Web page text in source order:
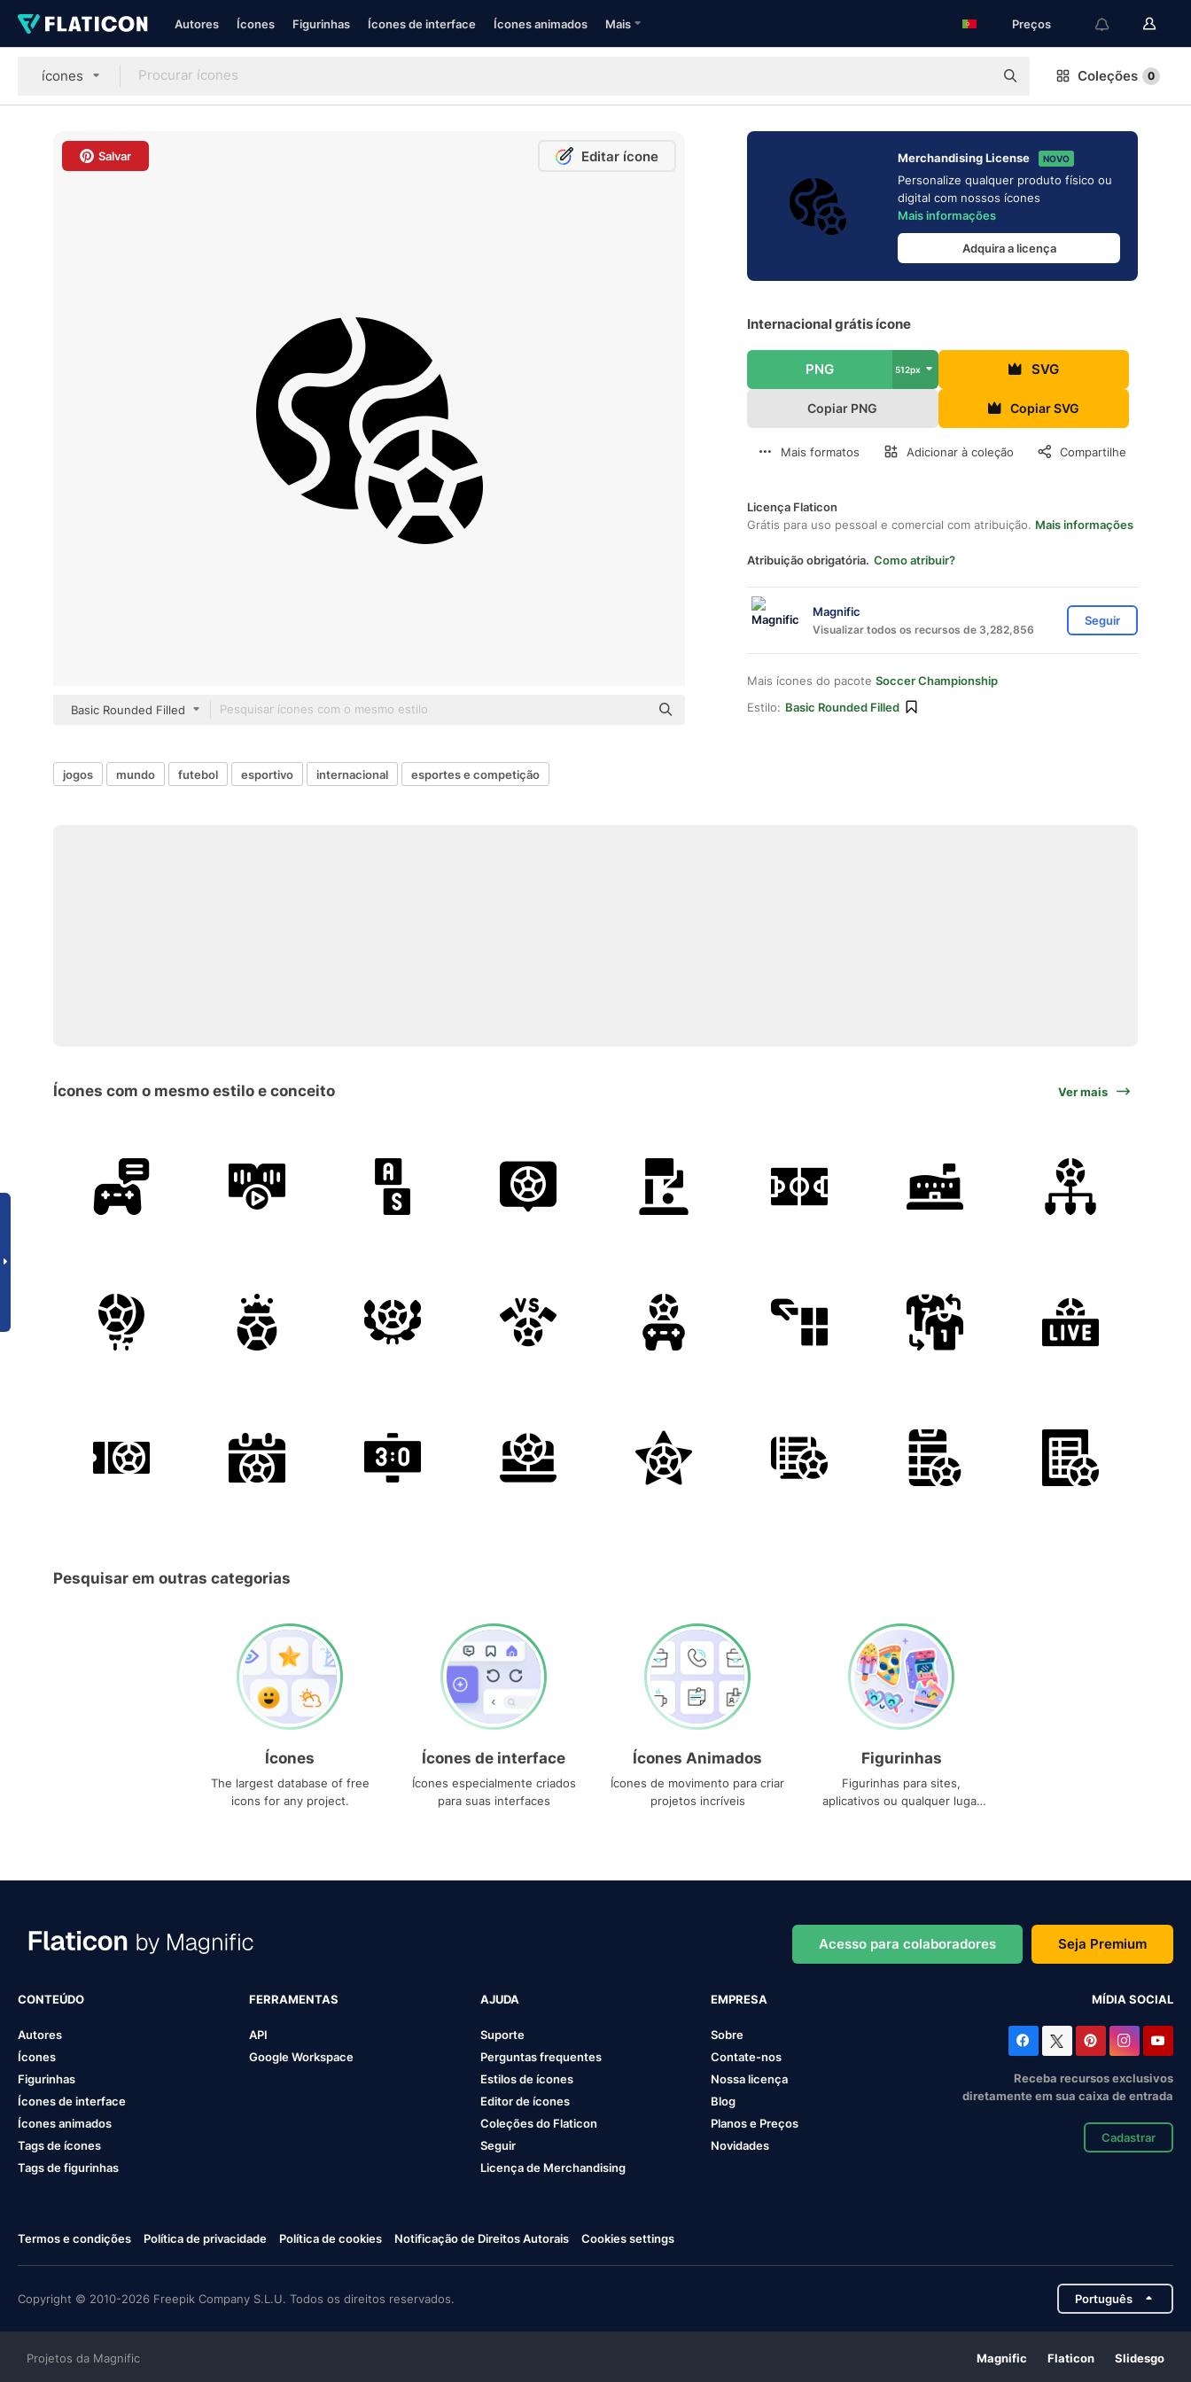
Autores Ícones Figurinhas Ícones de interface Ícones animados Mais Preços
ícones Coleções 0
Salvar Editar ícone
Basic Rounded Filled
Merchandising License NOVO
Personalize qualquer produto físico ou
digital com nossos ícones
Mais informações
Adquira a licença
Internacional grátis ícone
PNG 512px SVG
Copiar PNG Copiar SVG
Mais formatos Adicionar à coleção Compartilhe
Licença Flaticon
Grátis para uso pessoal e comercial com atribuição. Mais informações
Atribuição obrigatória. Como atribuir?
Magnific
Visualizar todos os recursos de 3,282,856
Seguir
Mais ícones do pacote Soccer Championship
Estilo: Basic Rounded Filled
jogos mundo futebol esportivo internacional esportes e competição
Ícones com o mesmo estilo e conceito Ver mais
Pesquisar em outras categorias
Ícones
The largest database of free
icons for any project.
Ícones de interface
Ícones especialmente criados
para suas interfaces
Ícones Animados
Ícones de movimento para criar
projetos incríveis
Figurinhas
Figurinhas para sites,
aplicativos ou qualquer lugar
Acesso para colaboradores Seja Premium
CONTEÚDO
Autores
Ícones
Figurinhas
Ícones de interface
Ícones animados
Tags de ícones
Tags de figurinhas
FERRAMENTAS
API
Google Workspace
AJUDA
Suporte
Perguntas frequentes
Estilos de ícones
Editor de ícones
Coleções do Flaticon
Seguir
Licença de Merchandising
EMPRESA
Sobre
Contate-nos
Nossa licença
Blog
Planos e Preços
Novidades
MÍDIA SOCIAL
Receba recursos exclusivos
diretamente em sua caixa de entrada
Cadastrar
Termos e condições Política de privacidade Política de cookies Notificação de Direitos Autorais Cookies settings
Copyright © 2010-2026 Freepik Company S.L.U. Todos os direitos reservados. Português
Projetos da Magnific Magnific Flaticon Slidesgo